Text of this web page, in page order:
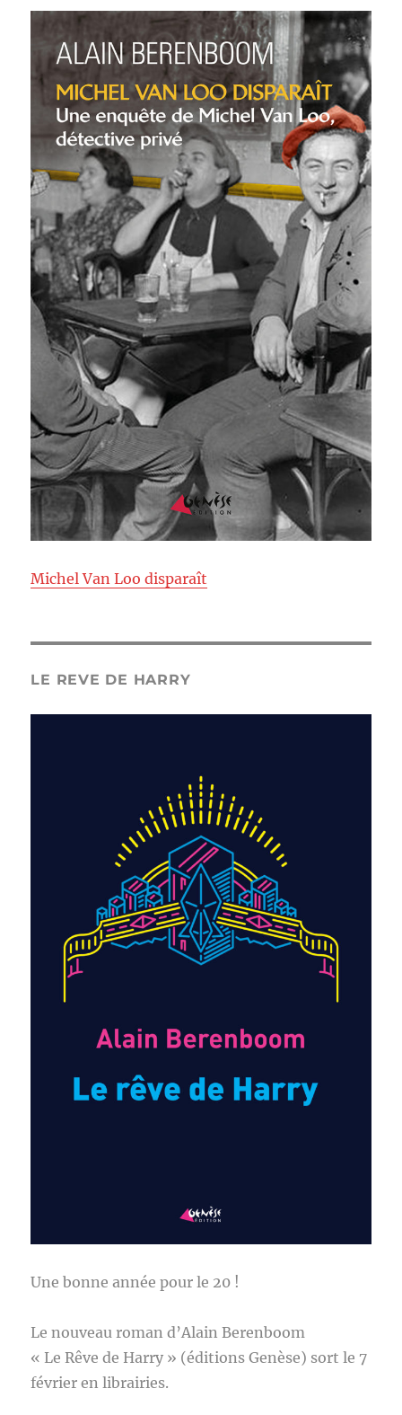
Michel Van Loo disparaît
LE REVE DE HARRY
Une bonne année pour le 20 !
Le nouveau roman d’Alain Berenboom
« Le Rêve de Harry » (éditions Genèse) sort le 7
février en librairies.